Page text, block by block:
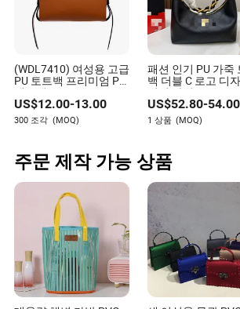
그 조용한 단계에서 브랜드는 신뢰를 쌓
니다. 과장된 주장, 과도한 가격, 가짜 희
란스러운 조건, 잘못된 타이밍은 호기심
있습니다. 트렌드는 시도를 허용하지만
않습니다.
제 생각에는 신선한 여름 가방이 액세서
성 문제로 바꾸는 이유는 사람들이 더 큰
할 수 있지만 그 아래의 행동은 명확합니
히 그들의 시간, 돈, 일상 루틴을 존중하는
다.
FAQ
왜 신선한 여름 가방이 인기가 있습니까?
가방은 쇼핑객이 옷장을 교체하지 않고도
시도할 수 있게 해줍니다. 가방은 익숙한
(WDL7410) 여성용 고급
PU 토트백 프리미엄 PU
핸드백
US$12.00-13.00
300 조각 (MOQ)
패션 인기 PU 가죽
백 더블 C 로고 디
여성 가방
US$52.80-54.00
1 상품 (MOQ)
주문 제작 가능 상품